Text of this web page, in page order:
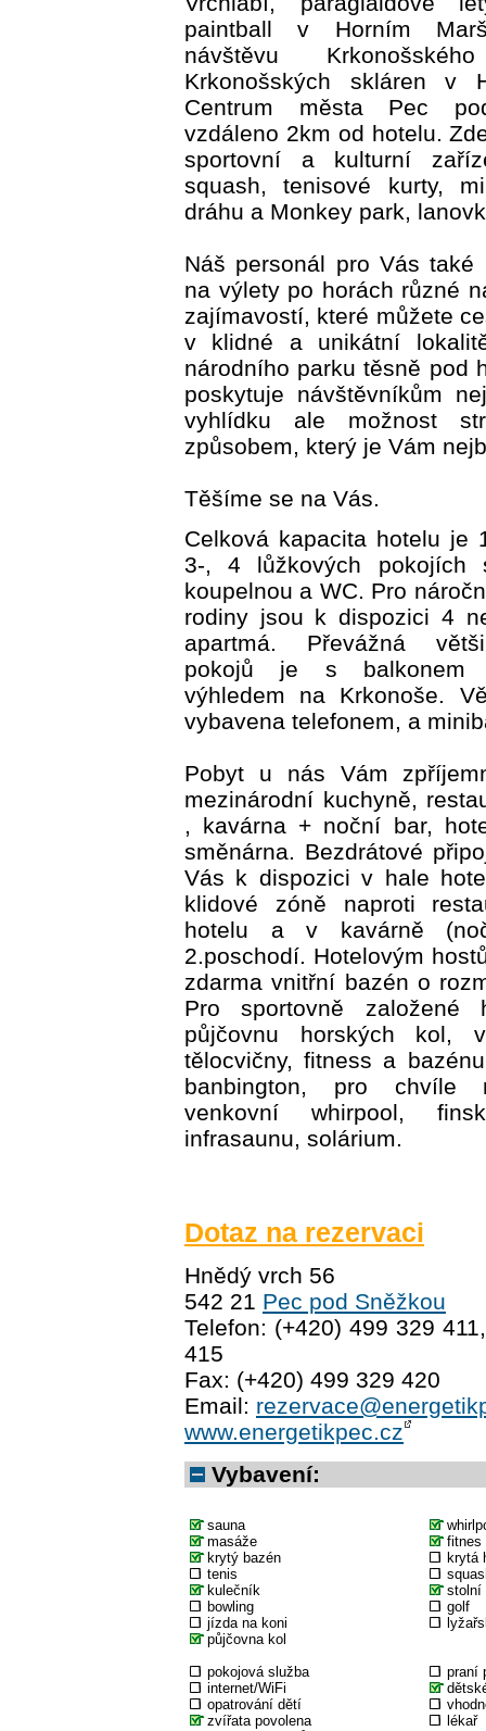
paintball v Horním
návštěvu
Krkonošských skláren v
Centrum města Pec
vzdáleno 2km od hotelu.
sportovní a kulturní
squash, tenisové kurty,
dráhu a Monkey park,
Náš personál pro Vás také
na výlety po horách různé
zajímavostí, které můžete
v klidné a unikátní
národního parku těsně pod
poskytuje návštěvníkům
vyhlídku ale možnost
způsobem, který je Vám
Těšíme se na Vás.
Celková kapacita hotelu je
3-, 4 lůžkových pokojích
koupelnou a WC. Pro
rodiny jsou k dispozici 4
apartmá. Převážná
pokojů je s balkonem
výhledem na Krkonoše.
vybavena telefonem, a
Pobyt u nás Vám
mezinárodní kuchyně,
, kavárna + noční bar,
směnárna. Bezdrátové
Vás k dispozici v hale
klidové zóně naproti
hotelu a v kavárně
2.poschodí. Hotelovým
zdarma vnitřní bazén o
Pro sportovně založené
půjčovnu horských kol,
tělocvičny, fitness a
banbington, pro chvíle
venkovní whirpool,
infrasaunu, solárium.
Dotaz na rezervaci
Hnědý vrch 56
542 21 Pec pod Sněžkou
Telefon: (+420) 499 329
415
Fax: (+420) 499 329 420
Email:
www.energetikpec.cz
Vybavení:
sauna
masáže
fitnes
krytý bazén
krytá
tenis
kulečník
stolní
bowling
golf
jízda na koni
půjčovna kol
pokojová služba
praní
internet/WiFi
opatrování dětí
zvířata povolena
lékař